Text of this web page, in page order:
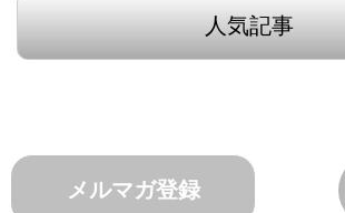
人気記事
メルマガ登録